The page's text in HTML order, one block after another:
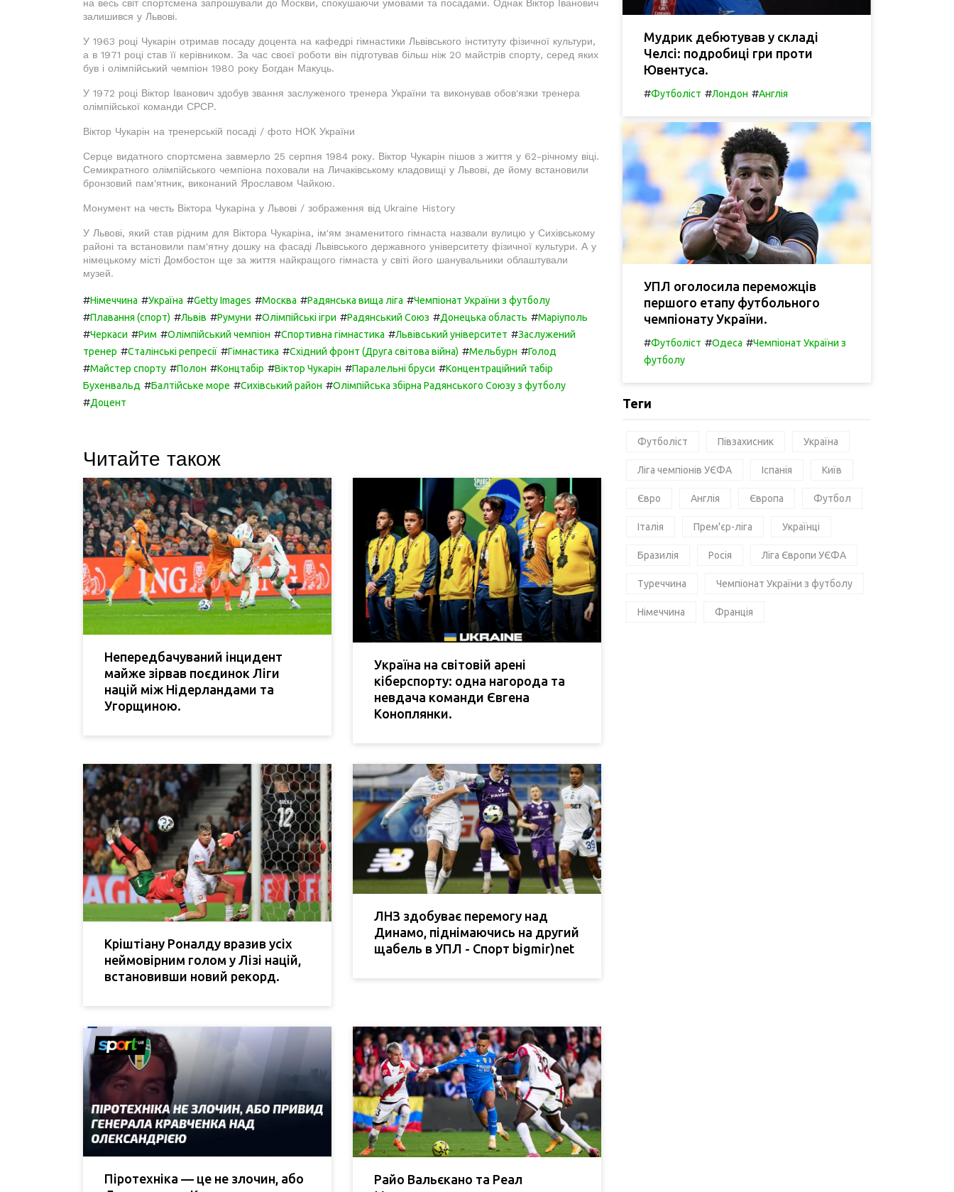
на весь світ спортсмена запрошували до Москви, спокушаючи умовами та посадами. Однак Віктор Іванович
залишився у Львові.
У 1963 році Чукарін отримав посаду доцента на кафедрі гімнастики Львівського інституту фізичної культури,
а в 1971 році став її керівником. За час своєї роботи він підготував більш ніж 20 майстрів спорту, серед яких
був і олімпійський чемпіон 1980 року Богдан Макуць.
У 1972 році Віктор Іванович здобув звання заслуженого тренера України та виконував обов'язки тренера
олімпійської команди СРСР.
Віктор Чукарін на тренерській посаді / фото НОК України
Серце видатного спортсмена завмерло 25 серпня 1984 року. Віктор Чукарін пішов з життя у 62-річному віці.
Семикратного олімпійського чемпіона поховали на Личаківському кладовищі у Львові, де йому встановили
бронзовий пам'ятник, виконаний Ярославом Чайкою.
Монумент на честь Віктора Чукаріна у Львові / зображення від Ukraine History
У Львові, який став рідним для Віктора Чукаріна, ім'ям знаменитого гімнаста назвали вулицю у Сихівському
районі та встановили пам'ятну дошку на фасаді Львівського державного університету фізичної культури. А у
німецькому місті Домбостон ще за життя найкращого гімнаста у світі його шанувальники облаштували
музей.
#Німеччина #Україна #Getty Images #Москва #Радянська вища ліга #Чемпіонат України з футболу
#Плавання (спорт) #Львів #Румуни #Олімпійські ігри #Радянський Союз #Донецька область #Маріуполь
#Черкаси #Рим #Олімпійський чемпіон #Спортивна гімнастика #Львівський університет #Заслужений
тренер #Сталінські репресії #Гімнастика #Східний фронт (Друга світова війна) #Мельбурн #Голод
#Майстер спорту #Полон #Концтабір #Віктор Чукарін #Паралельні бруси #Концентраційний табір
Бухенвальд #Балтійське море #Сихівський район #Олімпійська збірна Радянського Союзу з футболу
#Доцент
Читайте також
Непередбачуваний інцидент
майже зірвав поєдинок Ліги
націй між Нідерландами та
Угорщиною.
Україна на світовій арені
кіберспорту: одна нагорода та
невдача команди Євгена
Коноплянки.
Кріштіану Роналду вразив усіх
неймовірним голом у Лізі націй,
встановивши новий рекорд.
ЛНЗ здобуває перемогу над
Динамо, піднімаючись на другий
щабель в УПЛ - Спорт bigmir)net
Піротехніка — це не злочин, або
Райо Вальєкано та Реал
Мудрик дебютував у складі
Челсі: подробиці гри проти
Ювентуса.
#Футболіст #Лондон #Англія
УПЛ оголосила переможців
першого етапу футбольного
чемпіонату України.
#Футболіст #Одеса #Чемпіонат України з
футболу
Теги
Футболіст Півзахисник Україна
Ліга чемпіонів УЄФА Іспанія Київ
Євро Англія Європа Футбол
Італія Прем'єр-ліга Українці
Бразилія Росія Ліга Європи УЄФА
Туреччина Чемпіонат України з футболу
Німеччина Франція